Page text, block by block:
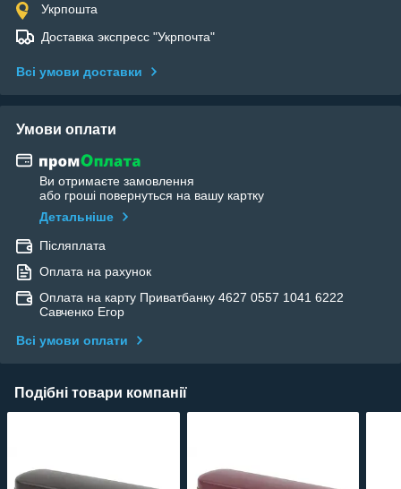
Укрпошта
Доставка экспресс "Укрпочта"
Всі умови доставки
Умови оплати
Ви отримаєте замовлення
або гроші повернуться на вашу картку
Детальніше
Післяплата
Оплата на рахунок
Оплата на карту Приватбанку 4627 0557 1041 6222
Савченко Егор
Всі умови оплати
Подібні товари компанії